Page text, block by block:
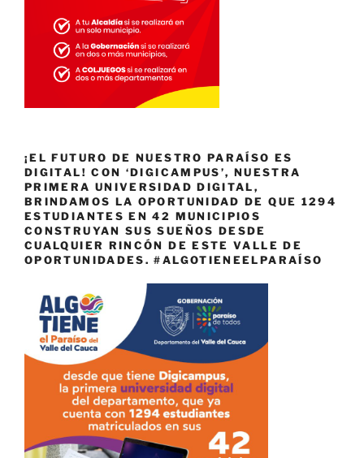
¡EL FUTURO DE NUESTRO PARAÍSO ES
DIGITAL! CON ‘DIGICAMPUS’, NUESTRA
PRIMERA UNIVERSIDAD DIGITAL,
BRINDAMOS LA OPORTUNIDAD DE QUE 1294
ESTUDIANTES EN 42 MUNICIPIOS
CONSTRUYAN SUS SUEÑOS DESDE
CUALQUIER RINCÓN DE ESTE VALLE DE
OPORTUNIDADES. #ALGOTIENEELPARAÍSO